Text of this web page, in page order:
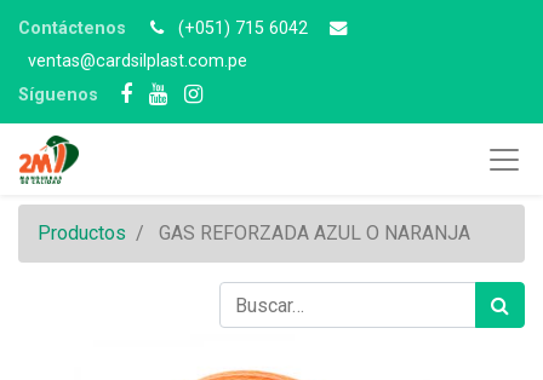
Contáctenos
(+051) 715 6042
ventas@cardsilplast.com.pe
Síguenos
Productos GAS REFORZADA AZUL O NARANJA